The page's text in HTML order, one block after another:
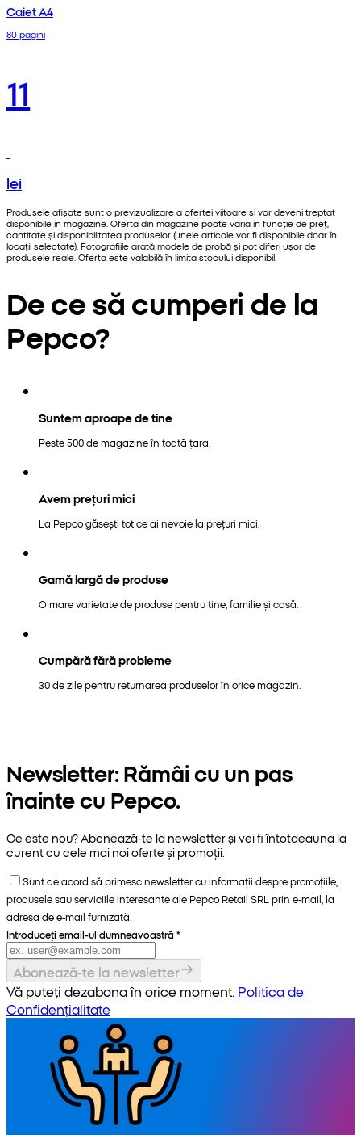
Caiet A4
80 pagini
11
lei
Produsele afișate sunt o previzualizare a ofertei viitoare și vor deveni treptat
disponibile în magazine. Oferta din magazine poate varia în funcție de preț,
cantitate și disponibilitatea produselor (unele articole vor fi disponibile doar în
locații selectate). Fotografiile arată modele de probă și pot diferi ușor de
produsele reale. Oferta este valabilă în limita stocului disponibil.
De ce să cumperi de la
Pepco?
Suntem aproape de tine
Peste 500 de magazine în toată țara.
Avem prețuri mici
La Pepco găsești tot ce ai nevoie la prețuri mici.
Gamă largă de produse
O mare varietate de produse pentru tine, familie și casă.
Cumpără fără probleme
30 de zile pentru returnarea produselor în orice magazin.
Newsletter: Rămâi cu un pas
înainte cu Pepco.
Ce este nou? Abonează-te la newsletter și vei fi întotdeauna la
curent cu cele mai noi oferte și promoții.
Sunt de acord să primesc newsletter cu informații despre promoțiile,
produsele sau serviciile interesante ale Pepco Retail SRL prin e-mail, la
adresa de e-mail furnizată.
Introduceți email-ul dumneavoastră *
Abonează-te la newsletter
Vă puteți dezabona în orice moment. Politica de
Confidențialitate